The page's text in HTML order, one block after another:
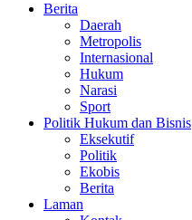
Berita
Daerah
Metropolis
Internasional
Hukum
Narasi
Sport
Politik Hukum dan Bisnis
Eksekutif
Politik
Ekobis
Berita
Laman